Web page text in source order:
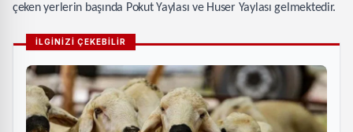
çeken yerlerin başında Pokut Yaylası ve Huser Yaylası gelmektedir.
İLGİNİZİ ÇEKEBİLİR